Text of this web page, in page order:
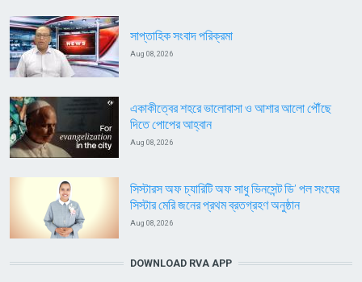
সাপ্তাহিক সংবাদ পরিক্রমা
Aug 08, 2026
একাকীত্বের শহরে ভালোবাসা ও আশার আলো পৌঁছে
দিতে পোপের আহ্বান
Aug 08, 2026
সিস্টারস অফ চ্যারিটি অফ সাধু ভিনসেন্ট ডি’ পল সংঘের
সিস্টার মেরি জনের প্রথম ব্রতগ্রহণ অনুষ্ঠান
Aug 08, 2026
DOWNLOAD RVA APP